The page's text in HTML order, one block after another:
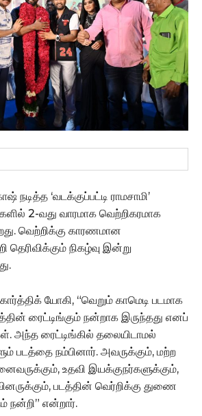
‘வடக்குப்பட்டி ராமசாமி’
2-வது வாரமாக வெற்றிகரமாக
வெற்றிக்கு காரணமான
நிகழ்வு இன்று
யோகி, “வெறும் காமெடி படமாக
ரைட்டிங்கும் நன்றாக இருந்தது எனப்
அந்த ரைட்டிங்கில் தலையிடாமல்
படத்தை நம்பினார். அவருக்கும், மற்ற
உதவி இயக்குநர்களுக்கும்,
படத்தின் வெர்றிக்கு துணை
நன்றி” என்றார்.